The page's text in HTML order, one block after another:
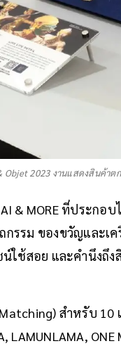
Objet 2023 งานแสดงสินค้า
& MORE ที่ประก
กรรม ของขวัญและเ
ใช้สอย และคำนึงถึ
Matching) สำหรับ
LAMUNLAMA,